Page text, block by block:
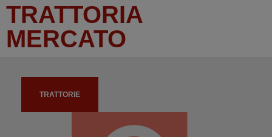
TRATTORIA
MERCATO
TRATTORIE